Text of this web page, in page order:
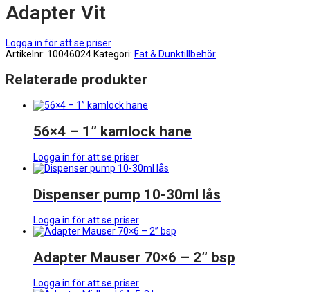
Adapter Vit
Logga in för att se priser
Artikelnr: 10046024Kategori: Fat & Dunktillbehör
Relaterade produkter
56×4 – 1” kamlock hane
Logga in för att se priser
Dispenser pump 10-30ml lås
Logga in för att se priser
Adapter Mauser 70×6 – 2” bsp
Logga in för att se priser